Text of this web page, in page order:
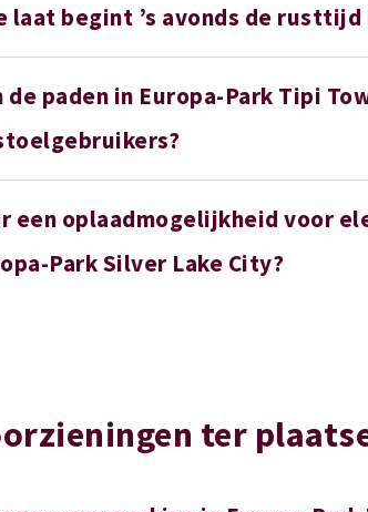
laat begint ’s avonds de
de paden in Europa-Park Tipi
een oplaadmogelijkheid voor
Park Silver Lake City?
ter